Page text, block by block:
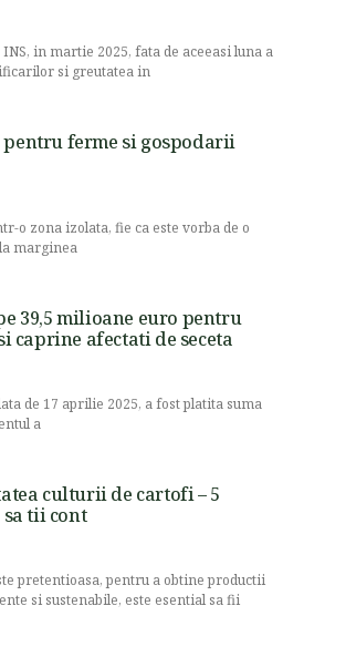
in martie 2025, fata de aceeasi luna a
si greutatea in
ferme si gospodarii
o zona izolata, fie ca este vorba de o
marginea
39,5 milioane euro pentru
caprine afectati de seceta
de 17 aprilie 2025, a fost platita suma
a
culturii de cartofi – 5
tii cont
pretentioasa, pentru a obtine productii
si sustenabile, este esential sa fii